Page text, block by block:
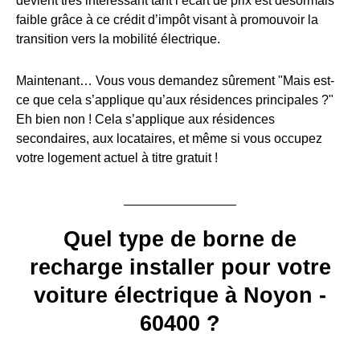
faible grâce à ce crédit d’impôt visant à promouvoir la
transition vers la mobilité électrique.
Maintenant… Vous vous demandez sûrement "Mais est-
ce que cela s’applique qu’aux résidences principales ?"
Eh bien non ! Cela s’applique aux résidences
secondaires, aux locataires, et même si vous occupez
votre logement actuel à titre gratuit !
Quel type de borne de
recharge installer pour votre
voiture électrique à Noyon -
60400 ?